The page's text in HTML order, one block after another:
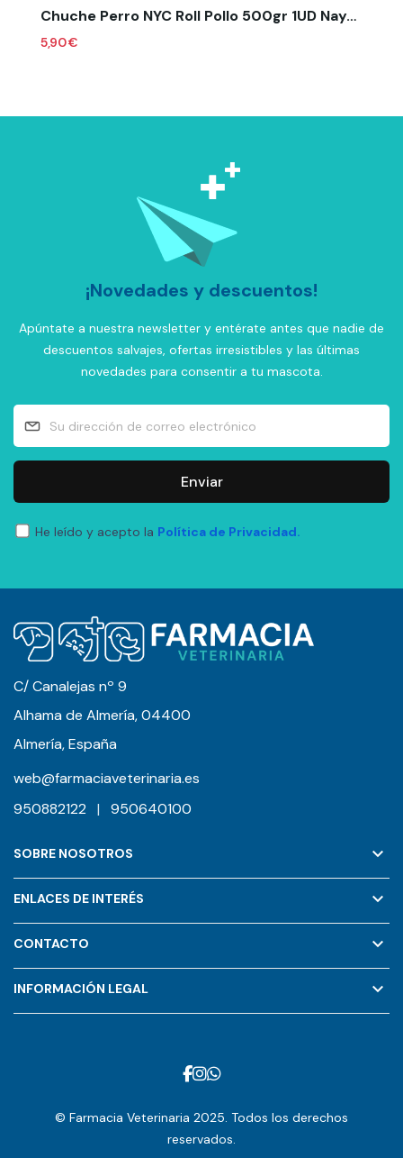
Chuche Perro NYC Roll Pollo 500gr 1UD Nayeco
5,90 €
¡Novedades y descuentos!
Apúntate a nuestra newsletter y entérate antes que nadie de
descuentos salvajes, ofertas irresistibles y las últimas
novedades para consentir a tu mascota.
Enviar
He leído y acepto la Política de Privacidad.
C/ Canalejas nº 9
Alhama de Almería, 04400
Almería, España
web@farmaciaveterinaria.es
950882122
| 950640100
SOBRE NOSOTROS keyboard_arrow_down
ENLACES DE INTERÉS keyboard_arrow_down
CONTACTO keyboard_arrow_down
INFORMACIÓN LEGAL keyboard_arrow_down
© Farmacia Veterinaria 2025. Todos los derechos
reservados.